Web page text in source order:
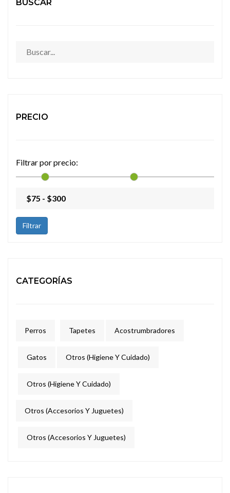
BUSCAR
PRECIO
Filtrar por precio:
Filtrar
CATEGORÍAS
Perros Tapetes Acostrumbradores
Gatos Otros (higiene Y Cuidado)
Otros (higiene Y Cuidado)
Otros (Accesorios Y Juguetes)
Otros (Accesorios Y Juguetes)